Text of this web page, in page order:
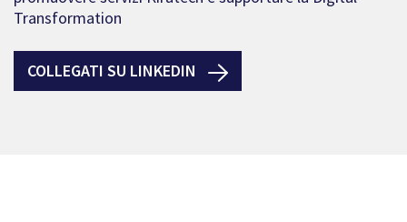
Transformation
COLLEGATI SU LINKEDIN